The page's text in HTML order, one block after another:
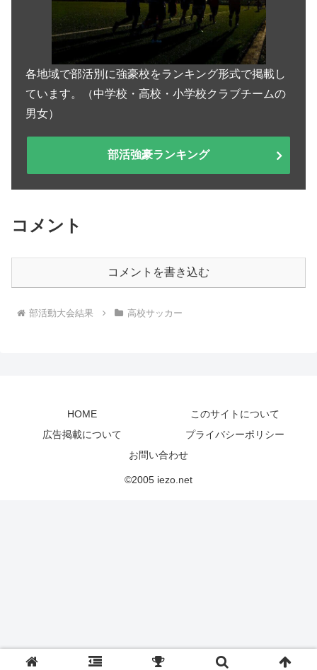
各地域で部活別に強豪校をランキング形式で掲載し
ています。（中学校・高校・小学校クラブチームの
男女）
部活強豪ランキング
コメント
コメントを書き込む
部活動大会結果 高校サッカー
HOME
このサイトについて
広告掲載について
プライバシーポリシー
お問い合わせ
©2005 iezo.net